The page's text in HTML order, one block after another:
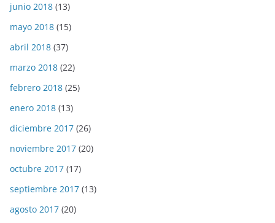
junio 2018 (13)
mayo 2018 (15)
abril 2018 (37)
marzo 2018 (22)
febrero 2018 (25)
enero 2018 (13)
diciembre 2017 (26)
noviembre 2017 (20)
octubre 2017 (17)
septiembre 2017 (13)
agosto 2017 (20)